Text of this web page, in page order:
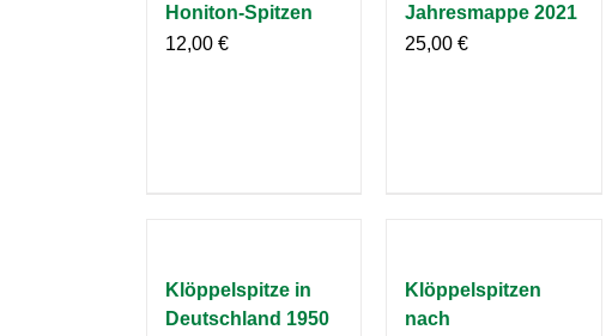
Honiton-Spitzen
12,00 €
Jahresmappe 2021
25,00€
Klöppelspitze in
Deutschland 1950
Klöppelspitzen
nach